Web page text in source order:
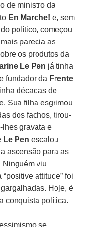
de ministro da
En Marche! e, sem
político, começou
parecia as
os produtos da
Le Pen já tinha
fundador da Frente
décadas de
Sua filha esgrimou
dos fachos, tirou-
lhes gravata e
Le Pen escalou
ascensão para as
Ninguém viu
“positive attitude” foi,
Hoje, é
conquista política.
se